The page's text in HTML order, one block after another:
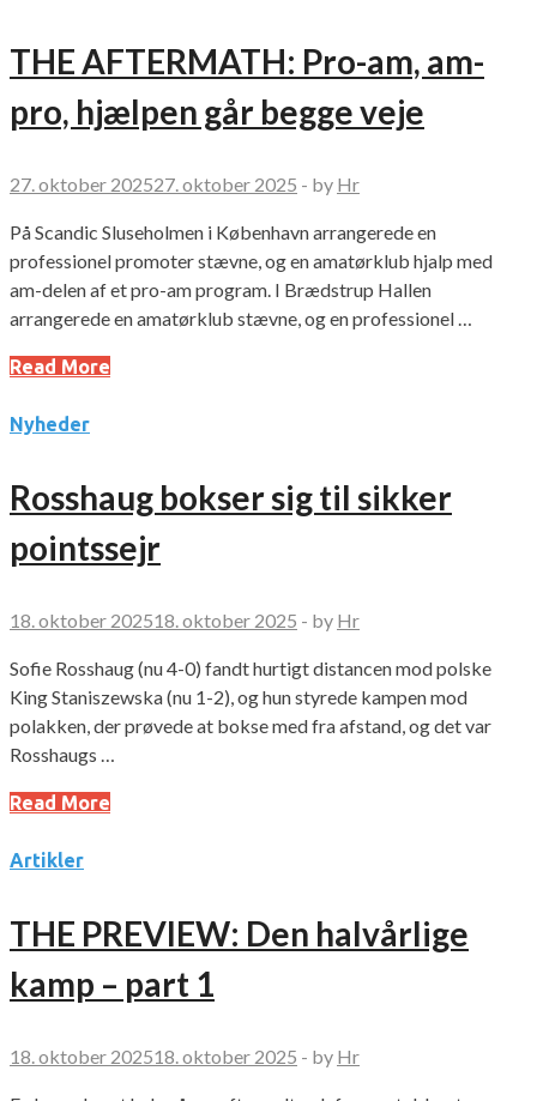
THE AFTERMATH: Pro-am, am-
pro, hjælpen går begge veje
27. oktober 202527. oktober 2025 - by Hr
På Scandic Sluseholmen i København arrangerede en
professionel promoter stævne, og en amatørklub hjalp med
am-delen af et pro-am program. I Brædstrup Hallen
arrangerede en amatørklub stævne, og en professionel …
Read More
Nyheder
Rosshaug bokser sig til sikker
pointssejr
18. oktober 202518. oktober 2025 - by Hr
Sofie Rosshaug (nu 4-0) fandt hurtigt distancen mod polske
King Staniszewska (nu 1-2), og hun styrede kampen mod
polakken, der prøvede at bokse med fra afstand, og det var
Rosshaugs …
Read More
Artikler
THE PREVIEW: Den halvårlige
kamp – part 1
18. oktober 202518. oktober 2025 - by Hr